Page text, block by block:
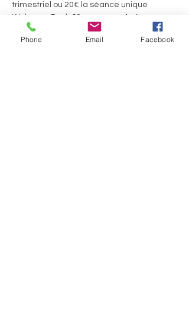
trimestriel ou 20€ la séance unique
Welcome Pack 60euros pour 4 séances
consécutives
Ils.Elles témoignent :
Phone Email Facebook